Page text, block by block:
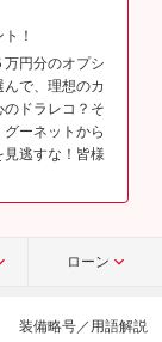
！
円分のオプシ
で、理想のカ
ドラレコ？そ
ーネットから
逃すな！皆様
ローン
装備略号／用語解説